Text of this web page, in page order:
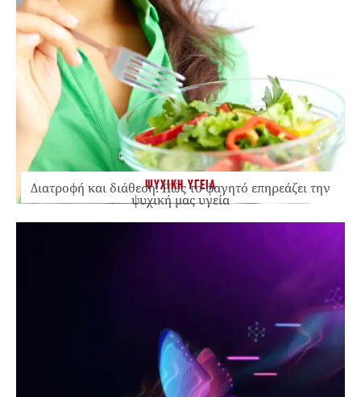
ΨΥΧΙΚΗ ΥΓΕΙΑ
Διατροφή και διάθεση: Πώς το φαγητό επηρεάζει την
ψυχική μας υγεία